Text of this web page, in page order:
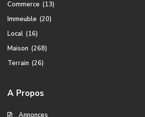
Commerce (13)
Immeuble (20)
Local (16)
Maison (268)
Terrain (26)
A Propos